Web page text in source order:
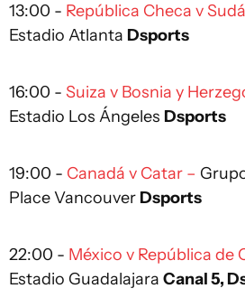
13:00 - República Checa v
Estadio Atlanta Dsports
16:00 - Suiza v Bosnia y
Estadio Los Ángeles Dsports
19:00 - Canadá v Catar –
Place Vancouver Dsports
22:00 - México v República de
Estadio Guadalajara Canal 5,